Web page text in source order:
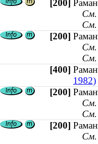
[200]
См.
[200]
См.
[400]
1982)
[200]
См.
[200]